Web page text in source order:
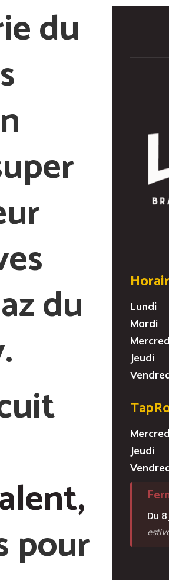
du
du
pour
Lundi
Mardi
Jeudi
Jeudi
Du